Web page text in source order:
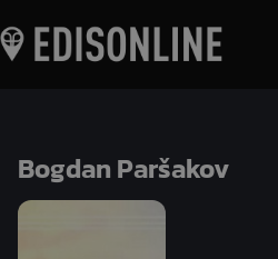
Bogdan Paršakov